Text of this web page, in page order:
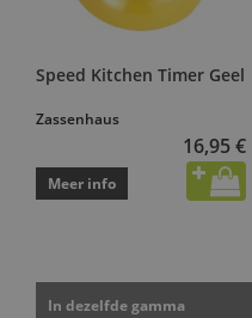
Speed Kitchen Timer Geel
Zassenhaus
16,95 €
Meer info
In dezelfde gamma